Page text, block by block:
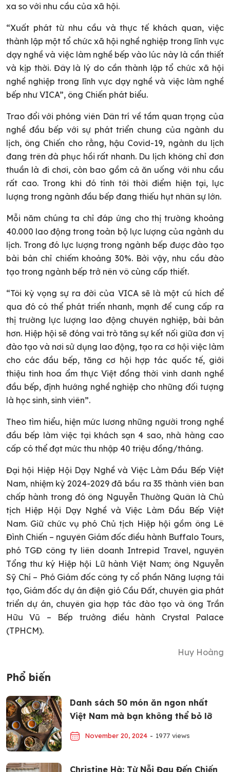
xa so với nhu cầu của xã hội.
“Xuất phát từ nhu cầu và thực tế khách quan, việc
thành lập một tổ chức xã hội nghề nghiệp trong lĩnh vực
dạy nghề và việc làm nghề bếp vào lúc này là cần thiết
và kịp thời. Đây là lý do cần thành lập tổ chức xã hội
nghề nghiệp trong lĩnh vực dạy nghề và việc làm nghề
bếp như VICA”, ông Chiến phát biểu.
Trao đổi với phóng viên Dân trí về tầm quan trọng của
nghề đầu bếp với sự phát triển chung của ngành du
lịch, ông Chiến cho rằng, hậu Covid-19, ngành du lịch
đang trên đà phục hồi rất nhanh. Du lịch không chỉ đơn
thuần là đi chơi, còn bao gồm cả ăn uống với nhu cầu
rất cao. Trong khi đó tính tới thời điểm hiện tại, lực
lượng trong ngành đầu bếp đang thiếu hụt nhân sự lớn.
Mỗi năm chúng ta chỉ đáp ứng cho thị trường khoảng
40.000 lao động trong toàn bộ lực lượng của ngành du
lịch. Trong đó lực lượng trong ngành bếp được đào tạo
bài bản chỉ chiếm khoảng 30%. Bởi vậy, nhu cầu đào
tạo trong ngành bếp trở nên vô cùng cấp thiết.
“Tôi kỳ vọng sự ra đời của VICA sẽ là một cú hích để
qua đó có thể phát triển nhanh, mạnh để cung cấp ra
thị trường lực lượng lao động chuyên nghiệp, bài bản
hơn. Hiệp hội sẽ đóng vai trò tăng sự kết nối giữa đơn vị
đào tạo và nơi sử dụng lao động, tạo ra cơ hội việc làm
cho các đầu bếp, tăng cơ hội hợp tác quốc tế, giới
thiệu tinh hoa ẩm thực Việt đồng thời vinh danh nghề
đầu bếp, định hướng nghề nghiệp cho những đối tượng
là học sinh, sinh viên”.
Theo tìm hiểu, hiện mức lương những người trong nghề
đầu bếp làm việc tại khách sạn 4 sao, nhà hàng cao
cấp có thể đạt mức thu nhập 40 triệu đồng/tháng.
Đại hội Hiệp Hội Dạy Nghề và Việc Làm Đầu Bếp Việt
Nam, nhiệm kỳ 2024-2029 đã bầu ra 35 thành viên ban
chấp hành trong đó ông Nguyễn Thường Quân là Chủ
tịch Hiệp Hội Dạy Nghề và Việc Làm Đầu Bếp Việt
Nam. Giữ chức vụ phó Chủ tịch Hiệp hội gồm ông Lê
Đình Chiến – nguyên Giám đốc điều hành Buffalo Tours,
phó TGĐ công ty liên doanh Intrepid Travel, nguyên
Tổng thư ký Hiệp hội Lữ hành Việt Nam; ông Nguyễn
Sỹ Chí – Phó Giám đốc công ty cổ phần Năng lượng tái
tạo, Giám đốc dự án điện gió Cầu Đất, chuyên gia phát
triển dự án, chuyên gia hợp tác đào tạo và ông Trần
Hữu Vũ – Bếp trưởng điều hành Crystal Palace
(TPHCM).
Huy Hoàng
Phổ biến
Danh sách 50 món ăn ngon nhất
Việt Nam mà bạn không thể bỏ lỡ
November 20, 2024 - 1977 views
Christine Hà: Từ Nỗi Đau Đến Chiến